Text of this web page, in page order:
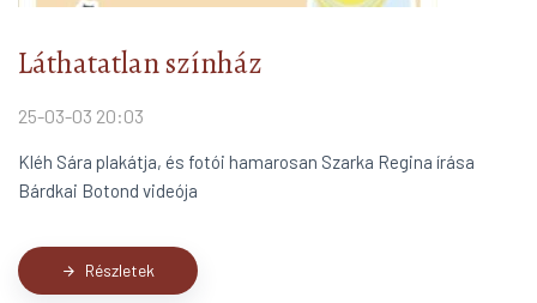
Láthatatlan színház
25-03-03 20:03
Kléh Sára plakátja, és fotói hamarosan Szarka Regina írása
Bárdkai Botond videója
arrow_forward Részletek